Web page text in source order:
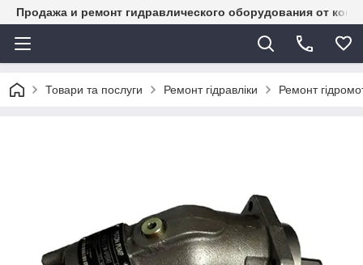
Продажа и ремонт гидравлического оборудования от
Товари та послуги Ремонт гідравліки Ремонт